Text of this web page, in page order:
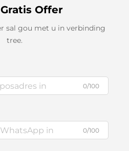
Offer
sal gou met u in verbinding
tree.
0/100
0/100